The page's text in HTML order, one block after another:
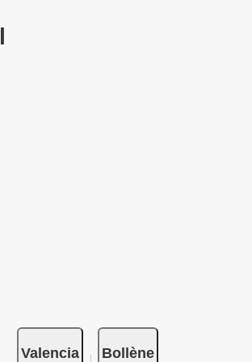
Valencia Bollène